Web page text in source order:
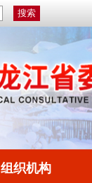
组织机构